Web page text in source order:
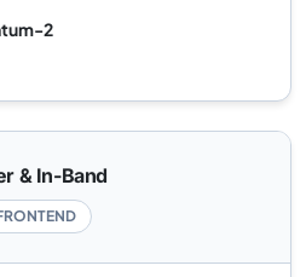
2
& In-Band